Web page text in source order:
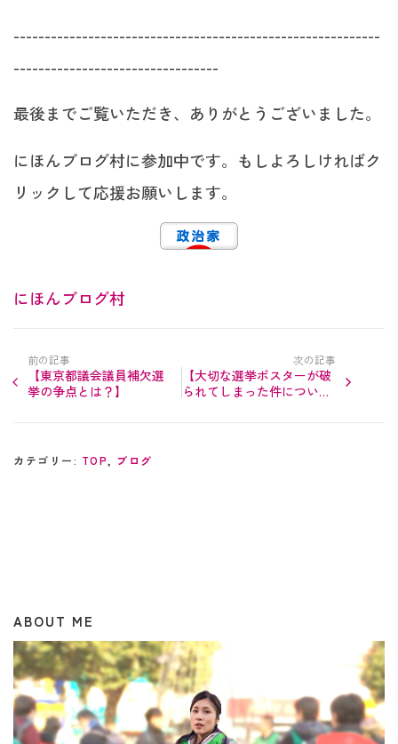
-----------------------------------------------------------
---------------------------------
最後までご覧いただき、ありがとうございました。
にほんブログ村に参加中です。もしよろしければク
リックして応援お願いします。
にほんブログ村
前の記事
【東京都議会議員補欠選
挙の争点とは？】
次の記事
【大切な選挙ポスターが破
られてしまった件につい
カテゴリー: TOP, ブログ
ABOUT ME